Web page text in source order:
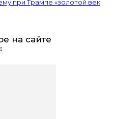
при Трампе «золотой век
на сайте